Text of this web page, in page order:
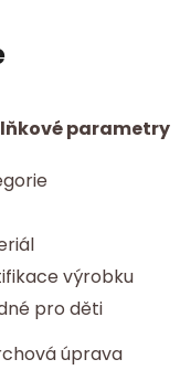
parametry
výrobku
pro děti
úprava